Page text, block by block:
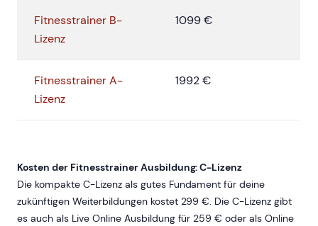
Fitnesstrainer B-
Lizenz
1099 €
Fitnesstrainer A-
Lizenz
1992 €
Kosten der Fitnesstrainer Ausbildung: C-Lizenz
Die kompakte C-Lizenz als gutes Fundament für deine
zukünftigen Weiterbildungen kostet 299 €. Die C-Lizenz gibt
es auch als Live Online Ausbildung für 259 € oder als Online